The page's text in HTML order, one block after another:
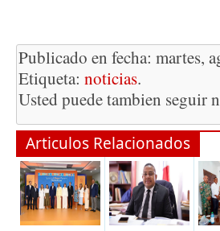
Publicado en fecha: martes,
Etiqueta: noticias.
Usted puede tambien seguir
Articulos Relacionados